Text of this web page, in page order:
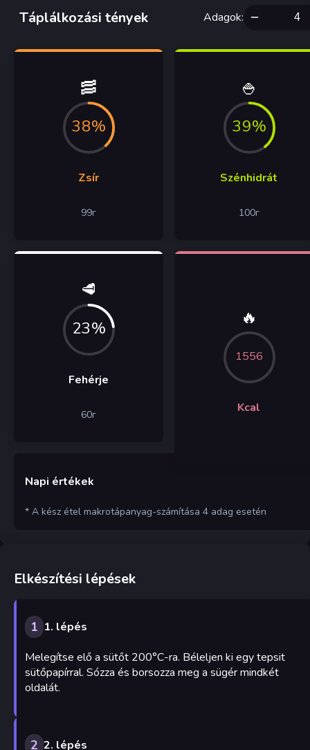
Táplálkozási tények Adagok:
🥓
38%
Zsír
99г
🍚
39%
Szénhidrát
100г
🥩
23%
Fehérje
60г
🔥
1556
Kcal
Napi értékek
* A kész étel makrotápanyag-számítása 4 adag esetén
Elkészítési lépések
1 1. lépés
Melegítse elő a sütőt 200°C-ra. Béleljen ki egy tepsit
sütőpapírral. Sózza és borsozza meg a sügér mindkét
oldalát.
2 2. lépés